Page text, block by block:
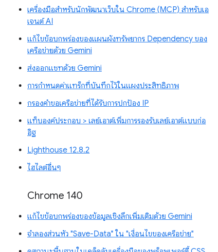
เครื่องมือสำหรับนักพัฒนาเว็บใน Chrome (MCP) สำหรับเอ
เจนต์ AI
แก้ไขข้อบกพร่องของแผนผังทรัพยากร Dependency ของ
เครือข่ายด้วย Gemini
ส่งออกแชทด้วย Gemini
การกำหนดค่าแทร็กที่บันทึกไว้ในแผงประสิทธิภาพ
กรองคำขอเครือข่ายที่ได้รับการปกป้อง IP
แท็บองค์ประกอบ > เลย์เอาต์เพิ่มการรองรับเลย์เอาต์แบบก่อ
อิฐ
Lighthouse 12.8.2
ไฮไลต์อื่นๆ
Chrome 140
แก้ไขข้อบกพร่องของข้อมูลเชิงลึกเพิ่มเติมด้วย Gemini
จำลองส่วนหัว "Save-Data" ใน "เงื่อนไขของเครือข่าย"